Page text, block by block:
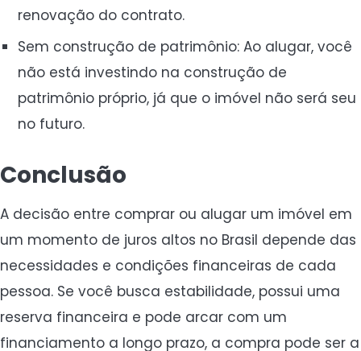
renovação do contrato.
Sem construção de patrimônio: Ao alugar, você
não está investindo na construção de
patrimônio próprio, já que o imóvel não será seu
no futuro.
Conclusão
A decisão entre comprar ou alugar um imóvel em
um momento de juros altos no Brasil depende das
necessidades e condições financeiras de cada
pessoa. Se você busca estabilidade, possui uma
reserva financeira e pode arcar com um
financiamento a longo prazo, a compra pode ser a